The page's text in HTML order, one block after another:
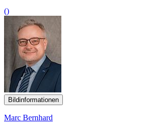
()
Bildinformationen
Marc Bernhard